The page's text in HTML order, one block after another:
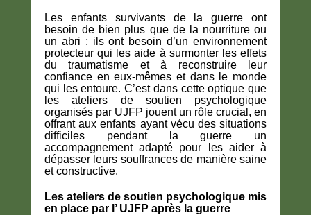
Les enfants survivants de la guerre ont
besoin de bien plus que de la nourriture ou
un abri ; ils ont besoind’un environnement
protecteur qui les aide à surmonter les effets
du traumatisme et à reconstruire leur
confiance en eux-mêmes et dans le monde
qui les entoure. C’est dans cette optique que
les ateliers de soutien psychologique
organisés par UJFP jouent un rôle crucial, en
offrant aux enfants ayant vécu des situations
difficiles pendant la guerre un
accompagnement adapté pour les aider à
dépasser leurs souffrances de manière saine
et constructive.
Les ateliers de soutien psychologique mis
en place par l’ UJFP après la guerre